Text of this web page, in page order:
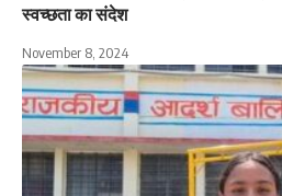
स्वच्छता का संदेश
November 8, 2024